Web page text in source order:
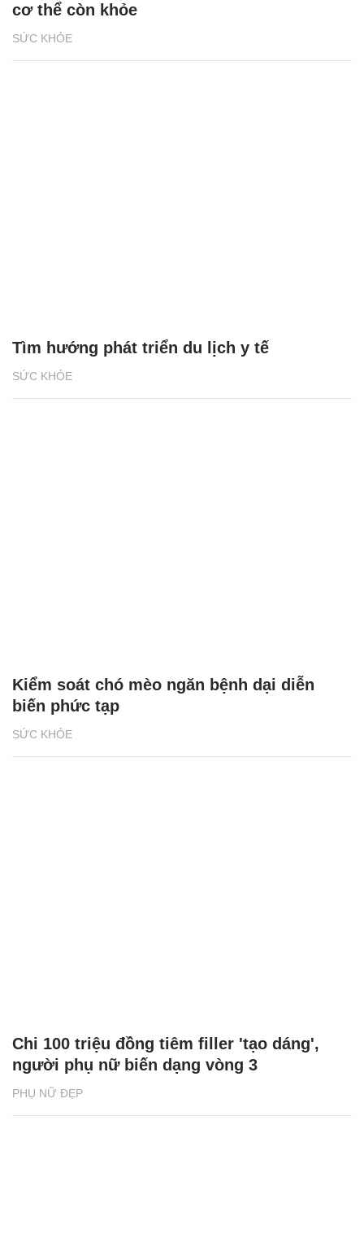
SỨC KHỎE
cơ thể còn khỏe
SỨC KHỎE
Tìm hướng phát triển du lịch y tế
SỨC KHỎE
Kiểm soát chó mèo ngăn bệnh dại diễn
biến phức tạp
PHỤ NỮ ĐẸP
Chi 100 triệu đồng tiêm filler 'tạo dáng',
người phụ nữ biến dạng vòng 3